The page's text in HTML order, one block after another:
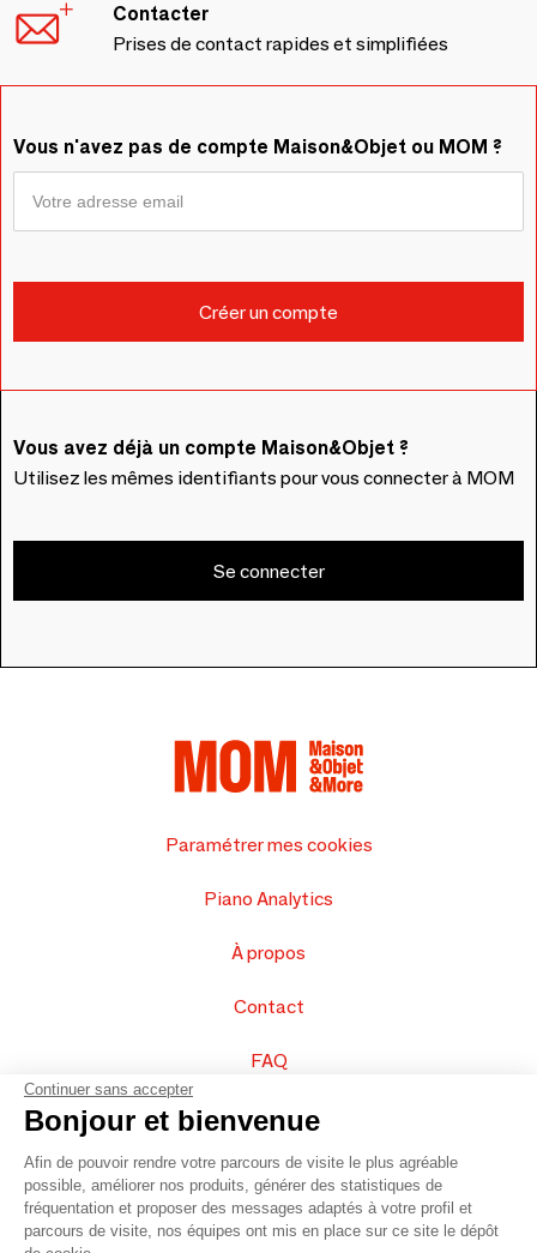
Contacter
Prises de contact rapides et simplifiées
Vous n'avez pas de compte Maison&Objet ou MOM ?
Vous avez déjà un compte Maison&Objet ?
Utilisez les mêmes identifiants pour vous connecter à MOM
Se connecter
Paramétrer mes cookies
Piano Analytics
À propos
Contact
FAQ
Vendez vos produits
Plan du site
Continuer sans accepter
Bonjour et bienvenue
Afin de pouvoir rendre votre parcours de visite le plus agréable
possible, améliorer nos produits, générer des statistiques de
fréquentation et proposer des messages adaptés à votre profil et
parcours de visite, nos équipes ont mis en place sur ce site le dépôt